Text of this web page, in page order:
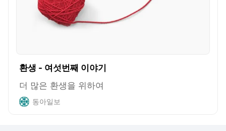
환생 - 여섯번째 이야기
더 많은 환생을 위하여
동아일보